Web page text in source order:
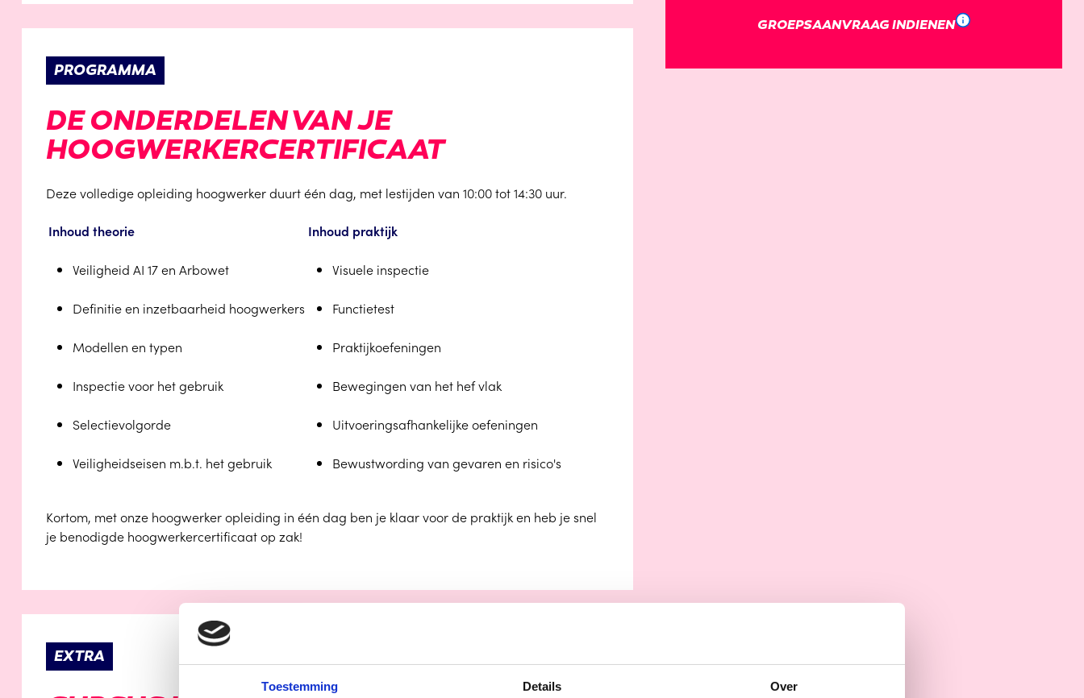
Toestemming Details Over
PROGRAMMA
DE ONDERDELEN VAN JE
HOOGWERKERCERTIFICAAT
Deze volledige opleiding hoogwerker duurt één dag, met lestijden van 10:00 tot 14:30 uur.
Inhoud theorie Inhoud praktijk
Veiligheid AI 17 en Arbowet Visuele inspectie
Definitie en inzetbaarheid hoogwerkers Functietest
Modellen en typen Praktijkoefeningen
Inspectie voor het gebruik Bewegingen van het hef vlak
Selectievolgorde Uitvoeringsafhankelijke oefeningen
Veiligheidseisen m.b.t. het gebruik Bewustwording van gevaren en risico's
Kortom, met onze hoogwerker opleiding in één dag ben je klaar voor de praktijk en heb je snel
je benodigde hoogwerkercertificaat op zak!
EXTRA
GROEPSAANVRAAG INDIENEN